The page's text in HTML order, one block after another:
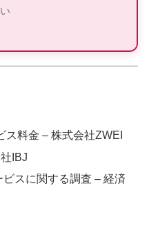
細を見る
：40代から
ニア婚活
9割以上
料金 – 株式会社ZWEI
IBJ
スに関する調査 – 経済